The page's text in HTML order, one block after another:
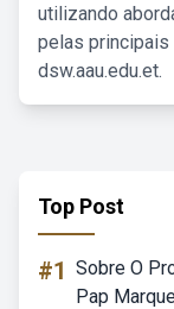
utilizando
pelas
dsw.aau.edu.et.
Top Post
#1 Sobre O
Pap